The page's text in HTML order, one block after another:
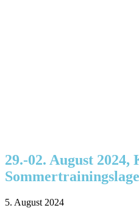
29.-02. August
5. August 2024